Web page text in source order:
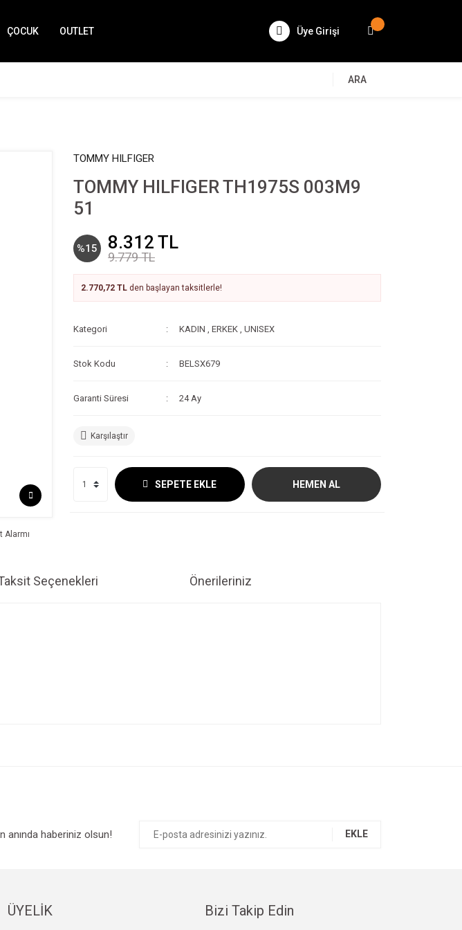
ÇOCUK OUTLET Üye Girişi
ARA
Alarmı
TOMMY HILFIGER
TOMMY HILFIGER TH1975S 003M9
51
%15 8.312 TL
9.779 TL
2.770,72 TL den başlayan taksitlerle!
Kategori KADIN , ERKEK , UNISEX
Stok Kodu BELSX679
Garanti Süresi 24 Ay
Karşılaştır
SEPETE EKLE HEMEN AL
Seçenekleri Önerileriniz
anında haberiniz olsun! EKLE
ÜYELİK Bizi Takip Edin